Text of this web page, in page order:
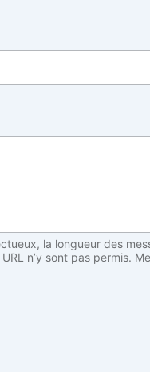
la longueur des
n’y sont pas permis.